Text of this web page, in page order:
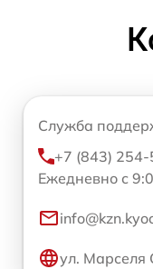
Служба
+7 (843)
Ежедневно с
ул. Марселя